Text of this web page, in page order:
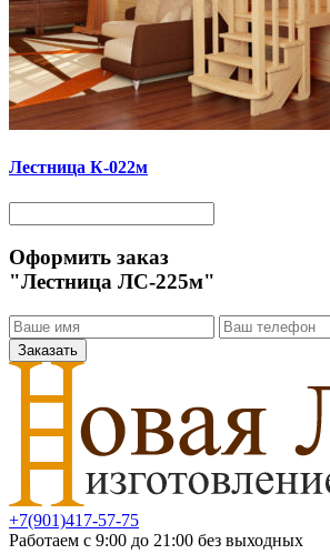
Лестница К-022м
Оформить заказ
"Лестница ЛС-225м"
Заказать
+7(901)417-57-75
Работаем с 9:00 до 21:00 без выходных